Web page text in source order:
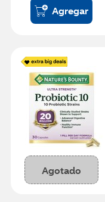
Agregar
Agotado